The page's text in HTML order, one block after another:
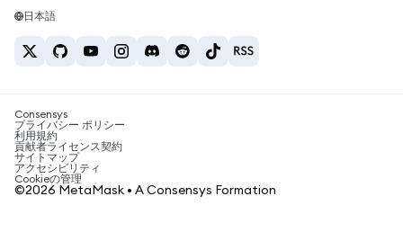
キャリア
お問い合わせ
Tetherの価格
BTC→INR
ETH→USDT
USDTの購入
SHIBの購入
BNBの購入
Solanaウォレット
税制関連ニュース
暗号資産の購入方法は？
ビットコインを売るには？
日本語
Consensys
プライバシー ポリシー
利用規約
貢献者ライセンス契約
サイトマップ
アクセシビリティ
Cookieの管理
©2026 MetaMask • A Consensys Formation